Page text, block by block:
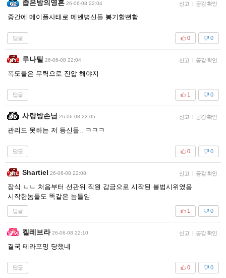
좁은방의영혼 26-06-08 22:04 신고 | 공감 확인
중간에 메이플사태로 메벤병신들 봉기할뻔함
답글 0
0
루나틸 26-06-08 22:04 신고 | 공감 확인
폭도들은 무력으로 진압 해야지
답글 0
1
사랑방손님 26-06-08 22:05 신고 | 공감 확인
관리도 못하는 저 등신들.. ㅋㅋㅋ
답글 0
0
Shartiel 26-06-08 22:08 신고 | 공감 확인
잠식 ㄴㄴ 처음부터 선관위 직원 감금으로 시작된 불법시위였음
시작한놈들도 똑같은 놈들임
답글 0
1
켈레브라 26-06-08 22:10 신고 | 공감 확인
결국 테라포밍 당했네
답글 0
0